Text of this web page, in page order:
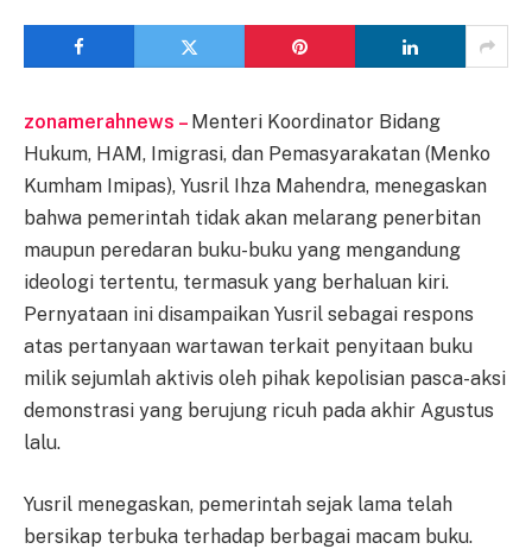
zonamerahnews – Menteri Koordinator Bidang
Hukum, HAM, Imigrasi, dan Pemasyarakatan (Menko
Kumham Imipas), Yusril Ihza Mahendra, menegaskan
bahwa pemerintah tidak akan melarang penerbitan
maupun peredaran buku-buku yang mengandung
ideologi tertentu, termasuk yang berhaluan kiri.
Pernyataan ini disampaikan Yusril sebagai respons
atas pertanyaan wartawan terkait penyitaan buku
milik sejumlah aktivis oleh pihak kepolisian pasca-aksi
demonstrasi yang berujung ricuh pada akhir Agustus
lalu.
Yusril menegaskan, pemerintah sejak lama telah
bersikap terbuka terhadap berbagai macam buku.